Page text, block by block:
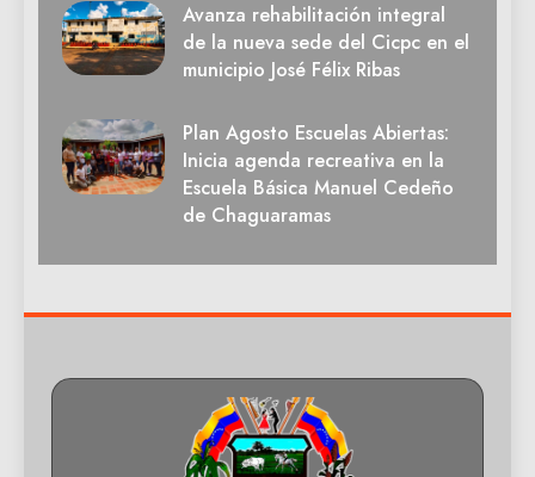
Avanza rehabilitación integral
de la nueva sede del Cicpc en el
municipio José Félix Ribas
Plan Agosto Escuelas Abiertas:
Inicia agenda recreativa en la
Escuela Básica Manuel Cedeño
de Chaguaramas